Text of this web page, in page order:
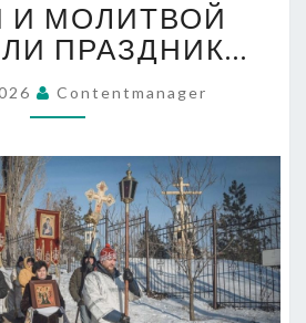
КРЕСТНЫМ
ХОДОМ
И
ОТМЕТИЛИ
И МОЛИТВОЙ
ПРАЗДНИК…
Contentmanager